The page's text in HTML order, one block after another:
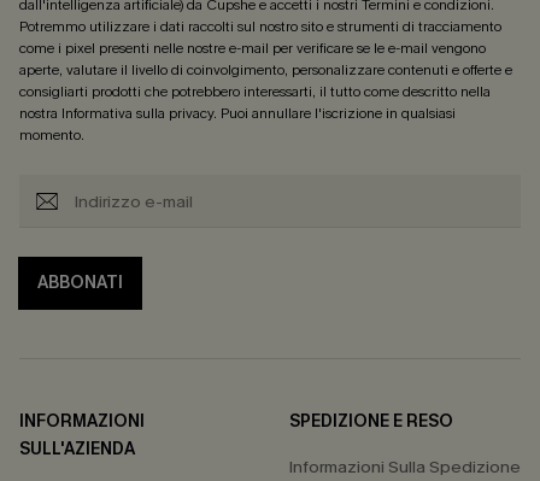
dall'intelligenza artificiale) da Cupshe e accetti i nostri Termini e condizioni.
Potremmo utilizzare i dati raccolti sul nostro sito e strumenti di tracciamento
come i pixel presenti nelle nostre e-mail per verificare se le e-mail vengono
aperte, valutare il livello di coinvolgimento, personalizzare contenuti e offerte e
consigliarti prodotti che potrebbero interessarti, il tutto come descritto nella
nostra Informativa sulla privacy. Puoi annullare l'iscrizione in qualsiasi
momento.
ABBONATI
INFORMAZIONI
SULL'AZIENDA
SPEDIZIONE E RESO
Informazioni Sulla Spedizione